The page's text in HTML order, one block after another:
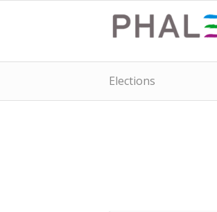
Elections